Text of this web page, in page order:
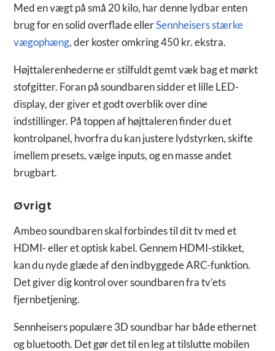
Med en vægt på små 20 kilo, har denne lydbar enten
brug for en solid overflade ellerSennheisers stærke
vægophæng, der koster omkring 450 kr. ekstra.
Højttalerenhederne er stilfuldt gemt væk bag et mørkt
stofgitter. Foran på soundbaren sidder et lille LED-
display, der giver et godt overblik over dine
indstillinger. På toppen af højttaleren finder du et
kontrolpanel, hvorfra du kan justere lydstyrken, skifte
imellem presets, vælge inputs, og en masse andet
brugbart.
Øvrigt
Ambeo soundbaren skal forbindes til dit tv med et
HDMI- eller et optisk kabel. Gennem HDMI-stikket,
kan du nyde glæde af den indbyggede ARC-funktion.
Det giver dig kontrol over soundbaren fra tv’ets
fjernbetjening.
Sennheisers populære 3D soundbar har både ethernet
og bluetooth. Det gør det til en leg at tilslutte mobilen